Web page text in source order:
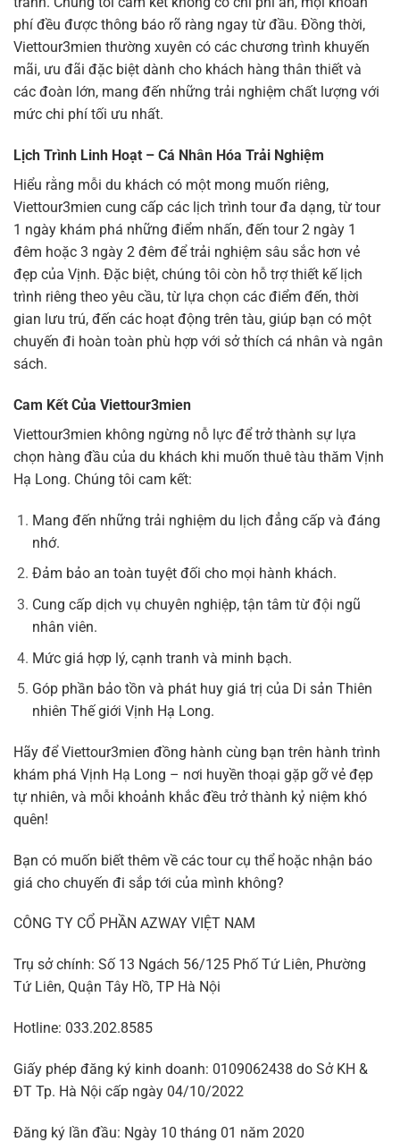
phí đều được thông báo rõ ràng ngay từ đầu. Đồng thời,
Viettour3mien thường xuyên có các chương trình khuyến
mãi, ưu đãi đặc biệt dành cho khách hàng thân thiết và
các đoàn lớn, mang đến những trải nghiệm chất lượng với
mức chi phí tối ưu nhất.
Lịch Trình Linh Hoạt – Cá Nhân Hóa Trải Nghiệm
Hiểu rằng mỗi du khách có một mong muốn riêng,
Viettour3mien cung cấp các lịch trình tour đa dạng, từ tour
1 ngày khám phá những điểm nhấn, đến tour 2 ngày 1
đêm hoặc 3 ngày 2 đêm để trải nghiệm sâu sắc hơn vẻ
đẹp của Vịnh. Đặc biệt, chúng tôi còn hỗ trợ thiết kế lịch
trình riêng theo yêu cầu, từ lựa chọn các điểm đến, thời
gian lưu trú, đến các hoạt động trên tàu, giúp bạn có một
chuyến đi hoàn toàn phù hợp với sở thích cá nhân và ngân
sách.
Cam Kết Của Viettour3mien
Viettour3mien không ngừng nỗ lực để trở thành sự lựa
chọn hàng đầu của du khách khi muốn thuê tàu thăm Vịnh
Hạ Long. Chúng tôi cam kết:
Mang đến những trải nghiệm du lịch đẳng cấp và đáng
nhớ.
Đảm bảo an toàn tuyệt đối cho mọi hành khách.
Cung cấp dịch vụ chuyên nghiệp, tận tâm từ đội ngũ
nhân viên.
Mức giá hợp lý, cạnh tranh và minh bạch.
Góp phần bảo tồn và phát huy giá trị của Di sản Thiên
nhiên Thế giới Vịnh Hạ Long.
Hãy để Viettour3mien đồng hành cùng bạn trên hành trình
khám phá Vịnh Hạ Long – nơi huyền thoại gặp gỡ vẻ đẹp
tự nhiên, và mỗi khoảnh khắc đều trở thành kỷ niệm khó
quên!
Bạn có muốn biết thêm về các tour cụ thể hoặc nhận báo
giá cho chuyến đi sắp tới của mình không?
CÔNG TY CỔ PHẦN AZWAY VIỆT NAM
Trụ sở chính: Số 13 Ngách 56/125 Phố Tứ Liên, Phường
Tứ Liên, Quận Tây Hồ, TP Hà Nội
Hotline: 033.202.8585
Giấy phép đăng ký kinh doanh: 0109062438 do Sở KH &
ĐT Tp. Hà Nội cấp ngày 04/10/2022
Đăng ký lần đầu: Ngày 10 tháng 01 năm 2020